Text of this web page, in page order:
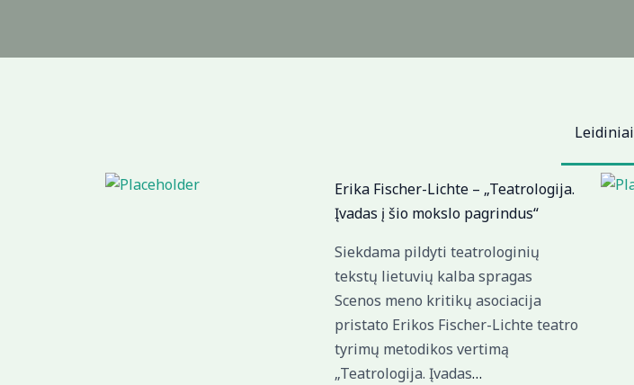
Leidiniai
Erika Fischer-Lichte – „Teatrologija.
Įvadas į šio mokslo pagrindus“
Siekdama pildyti teatrologinių
tekstų lietuvių kalba spragas
Scenos meno kritikų asociacija
pristato Erikos Fischer-Lichte teatro
tyrimų metodikos vertimą
„Teatrologija. Įvadas…